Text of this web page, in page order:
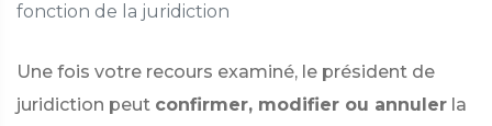
fonction de la juridiction
Une fois votre recours examiné, le président de
juridiction peut confirmer, modifier ou annuler la